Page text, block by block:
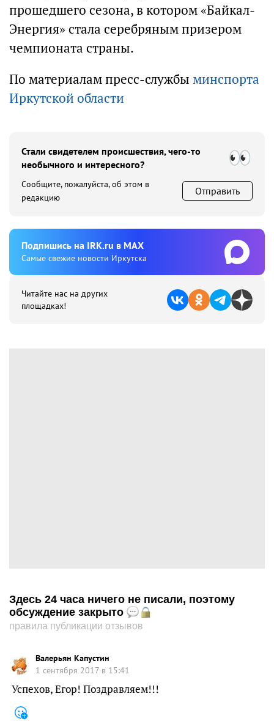
прошедшего сезона, в котором «Байкал-
Энергия» стала серебряным призером
чемпионата страны.
По материалам пресс-службы минспорта
Иркутской области
Стали свидетелем происшествия, чего-то
необычного и интересного?
Сообщите, пожалуйста, об этом в
редакцию
Отправить
Подпишиcь на IRK.ru в MAX
Cамые свежие новости Иркутска
Читайте нас на других
площадках!
Здесь 24 часа ничего не писали, поэтому
обсуждение закрыто
правила публикации отзывов
Валерьян Капустин
1 сентября 2017 в 15:41
Успехов, Егор! Поздравляем!!!